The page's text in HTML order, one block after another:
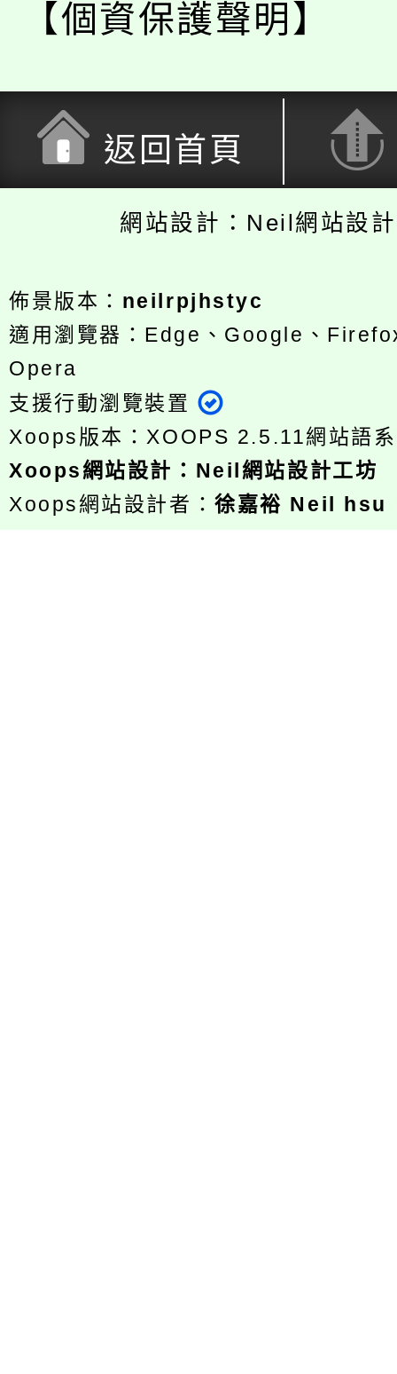
【個資保護聲明】
返回首頁
網站設計：Neil網站設
佈景版本： neilrpjhstyc
適用瀏覽器：Edge、Google、
Opera
支援行動瀏覽裝置
Xoops版本：XOOPS 2.5.11網站語
Xoops網站設計 ： Neil網站設計工坊
Xoops網站設計者：徐嘉裕 Neil hsu